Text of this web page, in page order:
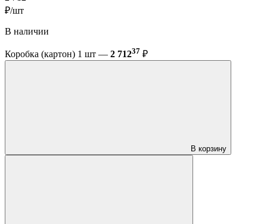
₽/шт
В наличии
Коробка (картон) 1 шт — 2 71237 ₽
В корзину